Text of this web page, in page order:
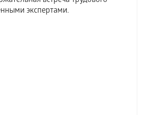
экспертами.